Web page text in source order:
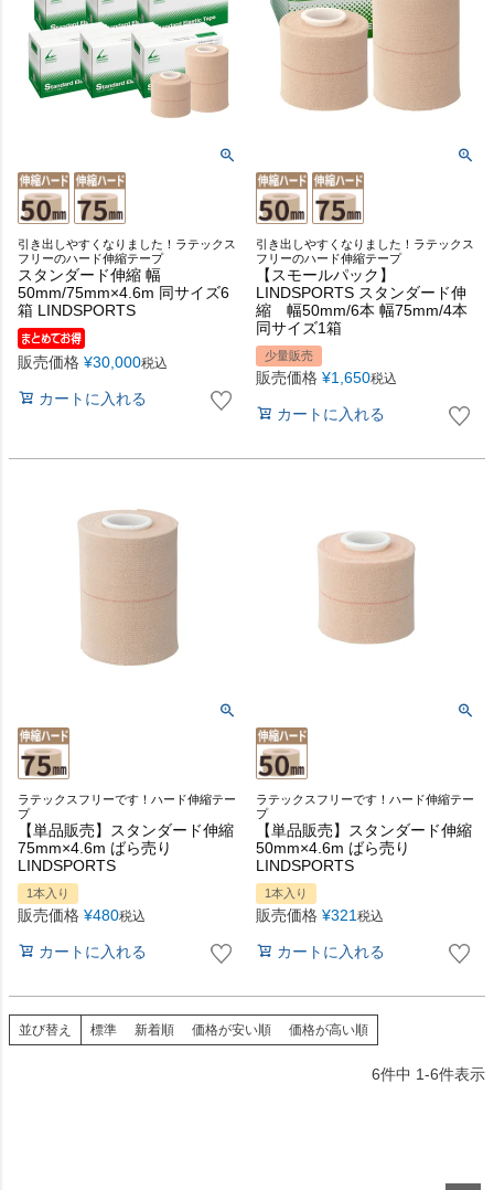
引き出しやすくなりました！ラテックス
フリーのハード伸縮テープ
スタンダード伸縮 幅
50mm/75mm×4.6m 同サイズ6
箱 LINDSPORTS
販売価格 ¥30,000税込
カートに入れる
引き出しやすくなりました！ラテックス
フリーのハード伸縮テープ
【スモールパック】
LINDSPORTS スタンダード伸
縮 幅50mm/6本 幅75mm/4本
同サイズ1箱
少量販売
販売価格 ¥1,650税込
カートに入れる
ラテックスフリーです！ハード伸縮テー
プ
【単品販売】スタンダード伸縮
75mm×4.6m ばら売り
LINDSPORTS
1本入り
販売価格 ¥480税込
カートに入れる
ラテックスフリーです！ハード伸縮テー
プ
【単品販売】スタンダード伸縮
50mm×4.6m ばら売り
LINDSPORTS
1本入り
販売価格 ¥321 税込
カートに入れる
並び替え 標準 新着順 価格が安い順 価格が高い順
6件中 1-6件表示